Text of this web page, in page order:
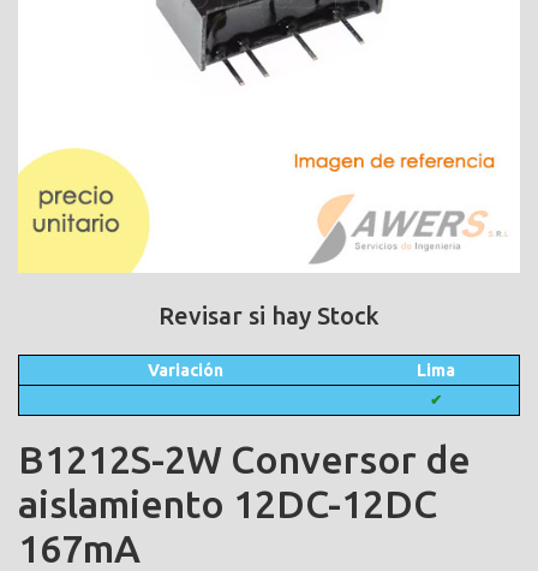
Revisar si hay Stock
Variación Lima
✔
B1212S-2W Conversor de
aislamiento 12DC-12DC
167mA